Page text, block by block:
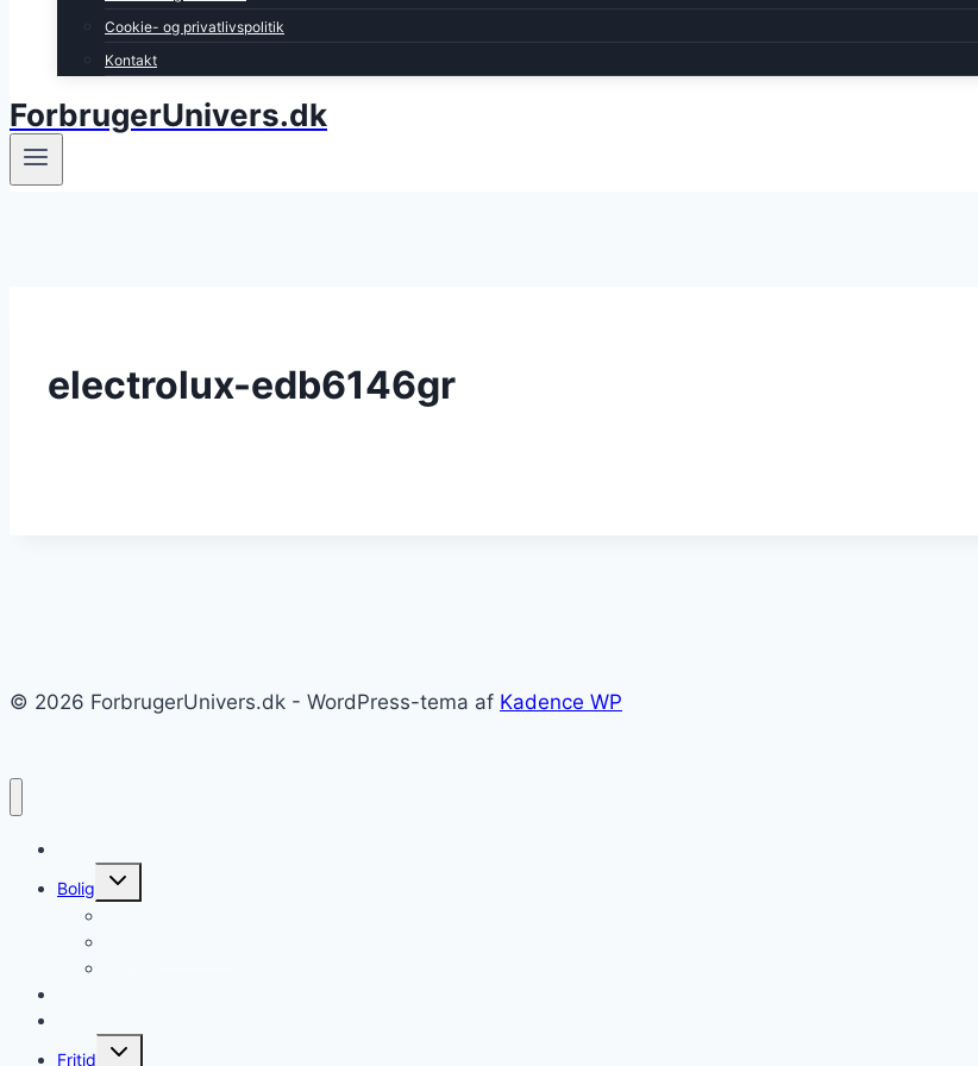
Cookie- og privatlivspolitik
Kontakt
ForbrugerUnivers.dk
electrolux-edb6146gr
© 2026 ForbrugerUnivers.dk - WordPress-tema af Kadence WP
Bolig
Skift
Fritid
Skift